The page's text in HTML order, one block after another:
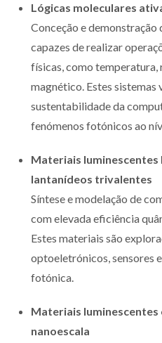
Lógicas moleculares
Conceção e
capazes de realizar
físicas, como temperatura,
magnético. Estes sistemas
sustentabilidade da
fenómenos fotónicos ao
Materiais luminescentes
lantanídeos trivalentes
Síntese e modelação de
com elevada eficiência
Estes materiais são
optoeletrónicos, sensores
fotónica.
Materiais luminescentes
nanoescala